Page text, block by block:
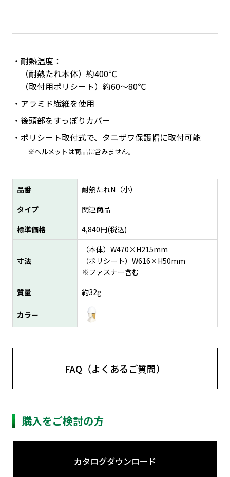
耐熱温度：
（耐熱たれ本体）約400℃
（取付用ポリシート）約60～80℃
アラミド繊維を使用
後頭部をすっぽりカバー
ポリシート取付式で、タニザワ保護帽に取付可能
※ヘルメットは商品に含みません。
品番
耐熱たれN（小）
タイプ
関連商品
標準価格
4,840円(税込)
寸法
（本体）W470×H215mm
（ポリシート）W616×H50mm
※ファスナー含む
質量
約32g
カラー
FAQ（よくあるご質問）
購入をご検討の方
カタログダウンロード